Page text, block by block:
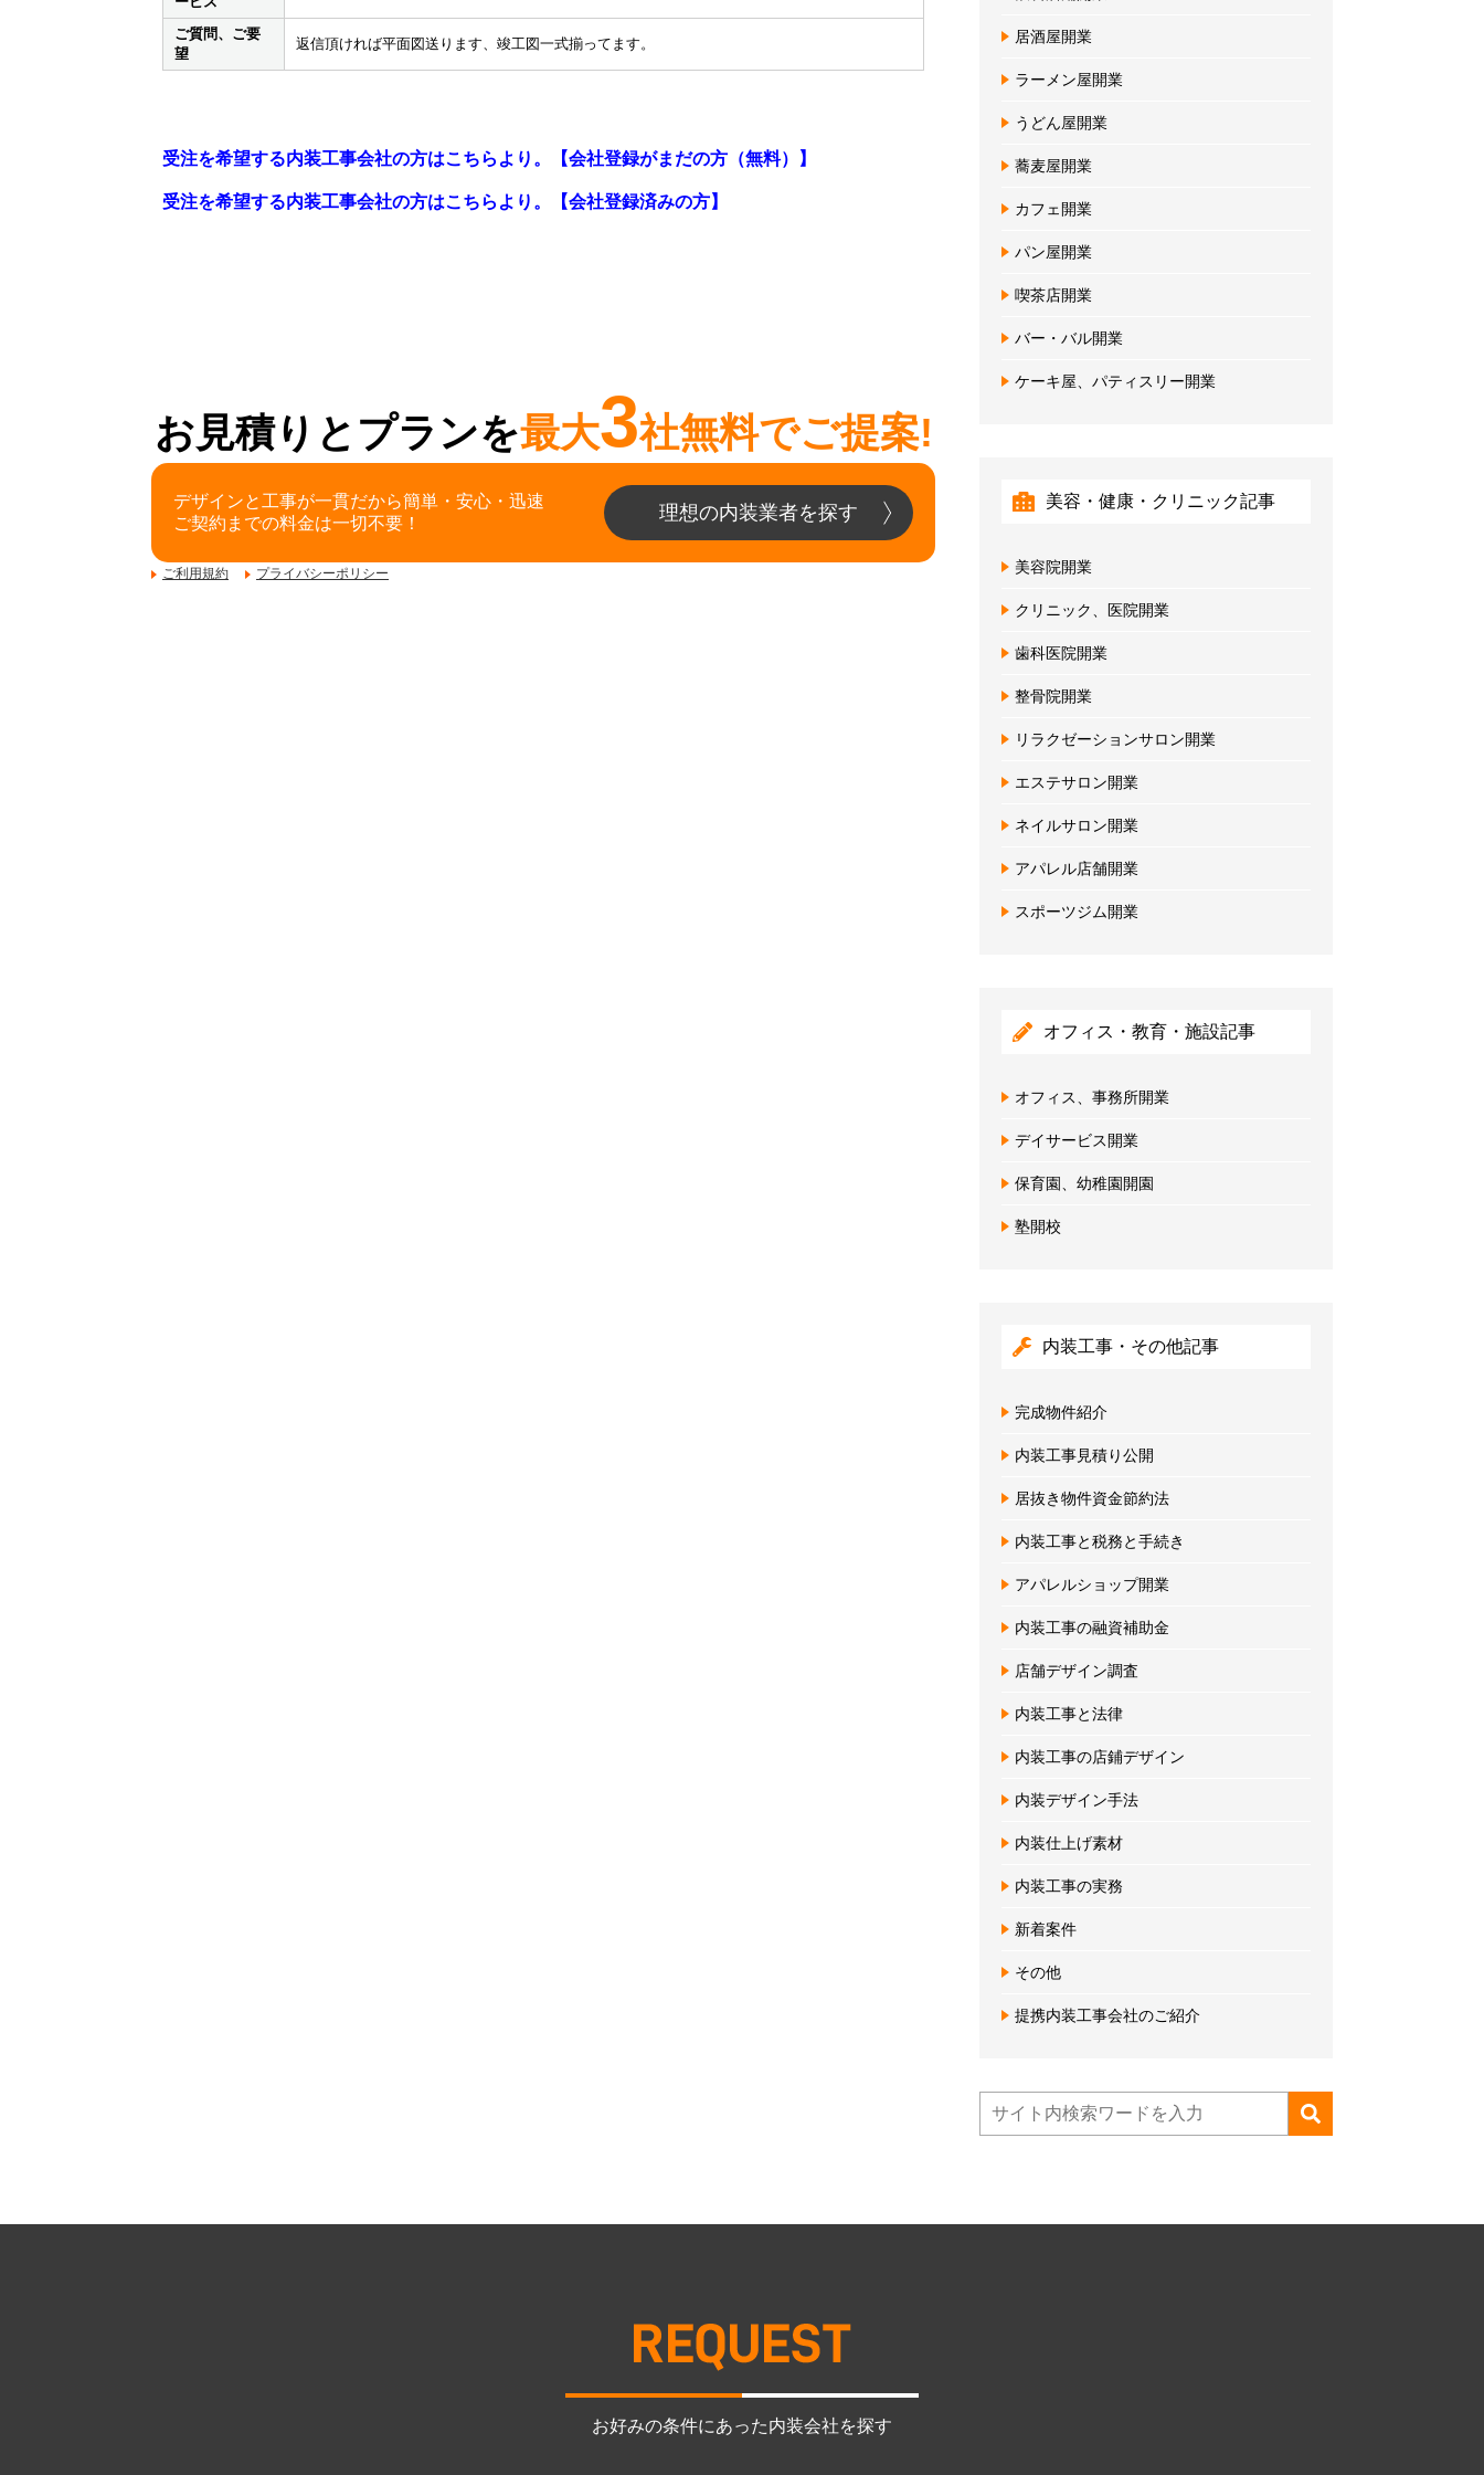
ご質問、ご要
望
返信頂ければ平面図送ります、竣工図一式揃ってます。
受注を希望する内装工事会社の方はこちらより。【会社登録がまだの方（無料）】
受注を希望する内装工事会社の方はこちらより。 【会社登録済みの方】
お見積りとプランを最大3社無料でご提案!
デザインと工事が一貫だから簡単・安心・迅速
ご契約までの料金は一切不要！
理想の内装業者を探す
ご利用規約 プライバシーポリシー
居酒屋開業
ラーメン屋開業
うどん屋開業
蕎麦屋開業
カフェ開業
パン屋開業
喫茶店開業
バー・バル開業
ケーキ屋、パティスリー開業
美容・健康・クリニック記事
美容院開業
クリニック、医院開業
歯科医院開業
整骨院開業
リラクゼーションサロン開業
エステサロン開業
ネイルサロン開業
アパレル店舗開業
スポーツジム開業
オフィス・教育・施設記事
オフィス、事務所開業
デイサービス開業
保育園、幼稚園開園
塾開校
内装工事・その他記事
完成物件紹介
内装工事見積り公開
居抜き物件資金節約法
内装工事と税務と手続き
アパレルショップ開業
内装工事の融資補助金
店舗デザイン調査
内装工事と法律
内装工事の店鋪デザイン
内装デザイン手法
内装仕上げ素材
内装工事の実務
新着案件
その他
提携内装工事会社のご紹介
お好みの条件にあった内装会社を探す